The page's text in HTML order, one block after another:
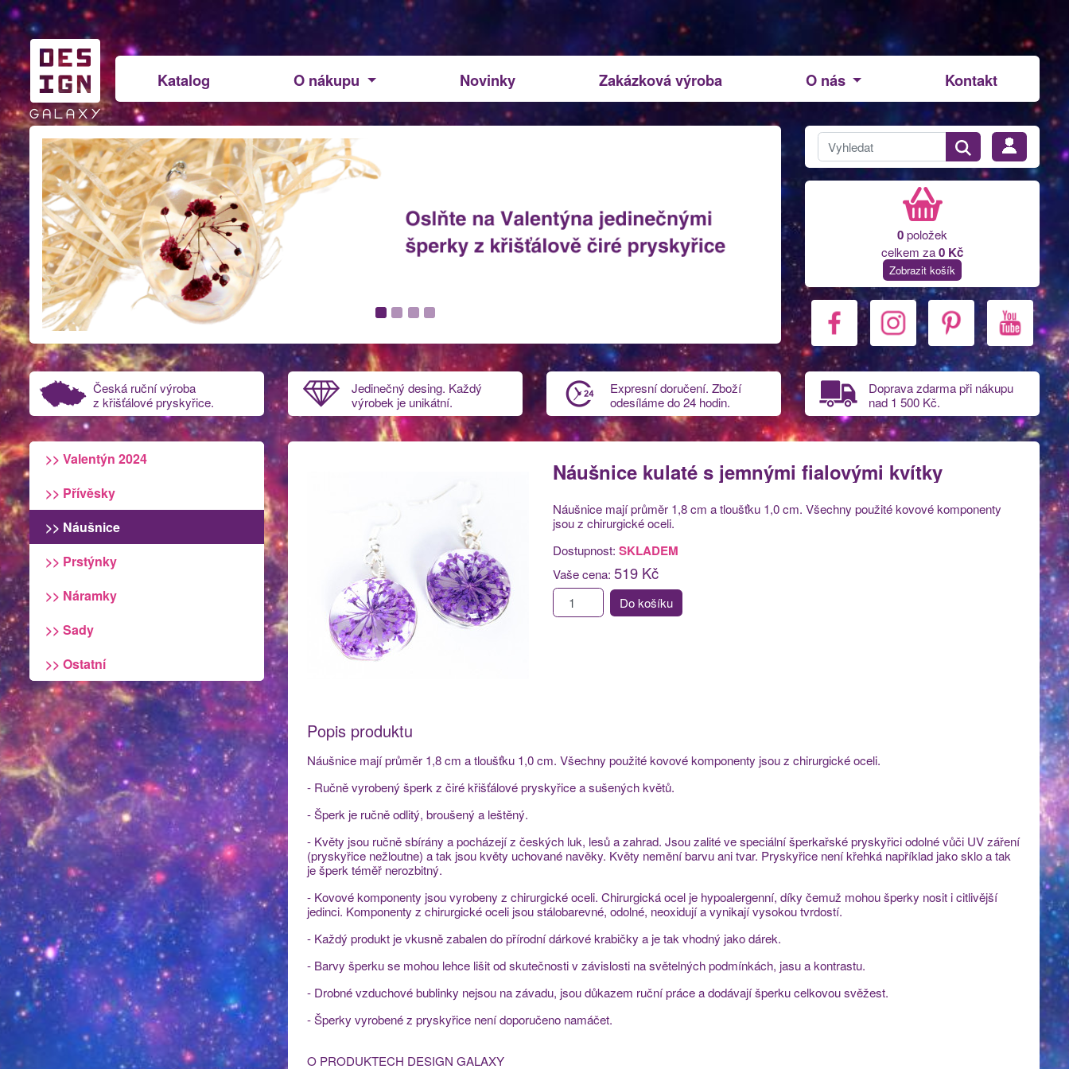
Katalog O nákupu Novinky Zakázková výroba O nás Kontakt
0položek
celkem za0 Kč
Zobrazit košík
Česká ruční výroba
z křišťálové pryskyřice.
Jedinečný desing. Každý
výrobek je unikátní.
Expresní doručení. Zboží
odesíláme do 24 hodin.
Doprava zdarma při nákupu
nad 1 500 Kč.
>> Valentýn 2024
>> Přívěsky
>> Náušnice
>> Prstýnky
>> Náramky
>> Sady
>> Ostatní
Náušnice kulaté s jemnými fialovými kvítky
Náušnice mají průměr 1,8 cm a tloušťku 1,0 cm. Všechny použité kovové komponenty
jsou z chirurgické oceli.
Dostupnost: SKLADEM
Vaše cena: 519 Kč
Do košíku
Popis produktu
Náušnice mají průměr 1,8 cm a tloušťku 1,0 cm. Všechny použité kovové komponenty jsou z chirurgické oceli.
- Ručně vyrobený šperk z čiré křišťálové pryskyřice a sušených květů.
- Šperk je ručně odlitý, broušený a leštěný.
- Květy jsou ručně sbírány a pocházejí z českých luk, lesů a zahrad. Jsou zalité ve speciální šperkařské pryskyřici odolné vůči UV záření
(pryskyřice nežloutne) a tak jsou květy uchované navěky. Květy nemění barvu ani tvar. Pryskyřice není křehká například jako sklo a tak
je šperk téměř nerozbitný.
- Kovové komponenty jsou vyrobeny z chirurgické oceli. Chirurgická ocel je hypoalergenní, díky čemuž mohou šperky nosit i citlivější
jedinci. Komponenty z chirurgické oceli jsou stálobarevné, odolné, neoxidují a vynikají vysokou tvrdostí.
- Každý produkt je vkusně zabalen do přírodní dárkové krabičky a je tak vhodný jako dárek.
- Barvy šperku se mohou lehce lišit od skutečnosti v závislosti na světelných podmínkách, jasu a kontrastu.
- Drobné vzduchové bublinky nejsou na závadu, jsou důkazem ruční práce a dodávají šperku celkovou svěžest.
- Šperky vyrobené z pryskyřice není doporučeno namáčet.
O PRODUKTECH DESIGN GALAXY